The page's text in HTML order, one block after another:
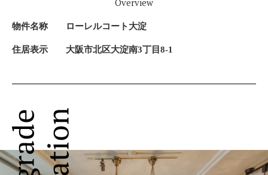
Overview
物件名称 ローレルコート大淀
住居表示 大阪市北区大淀南3丁目8-1